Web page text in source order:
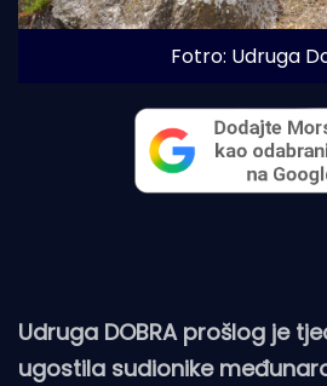
Fotro: Udruga
Udruga DOBRA prošlog je
ugostila sudionike